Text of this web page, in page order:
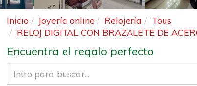
Inicio Joyería online Relojería
Tous
RELOJ DIGITAL CON BRAZALETE DE
Encuentra el regalo perfecto